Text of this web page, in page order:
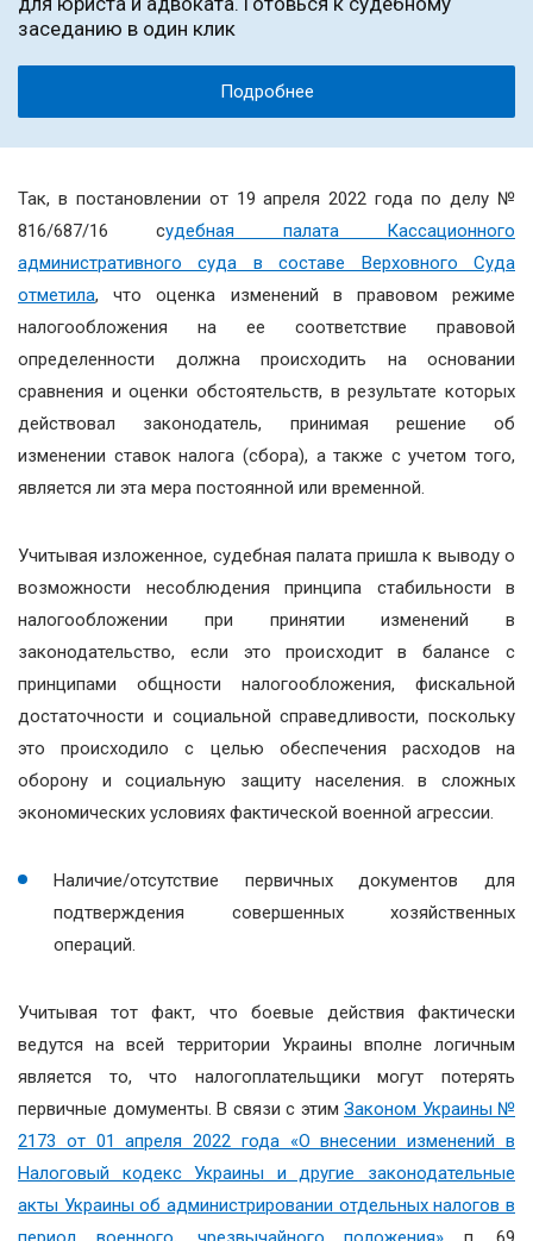
заседанию в один клик
Подробнее
Так, в постановлении от 19 апреля 2022 года по делу №
816/687/16 судебная палата Кассационного
административного суда в составе Верховного Суда
отметила, что оценка изменений в правовом режиме
налогообложения на ее соответствие правовой
определенности должна происходить на основании
сравнения и оценки обстоятельств, в результате которых
действовал законодатель, принимая решение об
изменении ставок налога (сбора), а также с учетом того,
является ли эта мера постоянной или временной.
Учитывая изложенное, судебная палата пришла к выводу о
возможности несоблюдения принципа стабильности в
налогообложении при принятии изменений в
законодательство, если это происходит в балансе с
принципами общности налогообложения, фискальной
достаточности и социальной справедливости, поскольку
это происходило с целью обеспечения расходов на
оборону и социальную защиту населения. в сложных
экономических условиях фактической военной агрессии.
Наличие/отсутствие первичных документов для
подтверждения совершенных хозяйственных
операций.
Учитывая тот факт, что боевые действия фактически
ведутся на всей территории Украины вполне логичным
является то, что налогоплательщики могут потерять
первичные домументы. В связи с этим Законом Украины №
2173 от 01 апреля 2022 года «О внесении изменений в
Налоговый кодекс Украины и другие законодательные
акты Украины об администрировании отдельных налогов в